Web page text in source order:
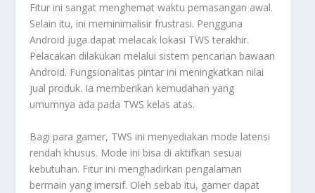
Fitur ini sangat menghemat waktu pemasangan awal.
Selain itu, ini meminimalisir frustrasi. Pengguna
Android juga dapat melacak lokasi TWS terakhir.
Pelacakan dilakukan melalui sistem pencarian bawaan
Android. Fungsionalitas pintar ini meningkatkan nilai
jual produk. Ia memberikan kemudahan yang
umumnya ada pada TWS kelas atas.
Bagi para gamer, TWS ini menyediakan mode latensi
rendah khusus. Mode ini bisa di aktifkan sesuai
kebutuhan. Fitur ini menghadirkan pengalaman
bermain yang imersif. Oleh sebab itu, gamer dapat